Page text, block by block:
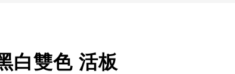
白雙色 活板